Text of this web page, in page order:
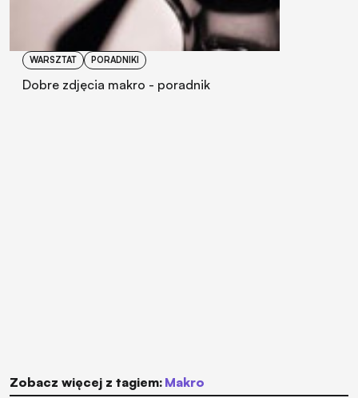
WARSZTAT PORADNIKI
Dobre zdjęcia makro - poradnik
Zobacz więcej z tagiem: makro